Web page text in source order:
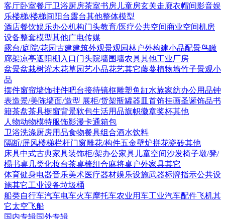
客厅卧室餐厅卫浴厨房茶室书房 儿童房玄关走廊衣帽间影音娱
乐楼梯/楼梯间 阳台露台其他整体模型
酒店餐饮娱乐办公机构门头教育/医疗公共空间商业空间机房
设备整套模型其他广电传媒
露台/庭院/花园古建建筑外观景观园林户外构建小品配景鸟瞰
廊架凉亭遮阳棚 入口门头院墙围墙农具其他工业厂房
盆景盆栽树灌木花草园艺小品花艺其它藤蔓植物墙竹子景观小
品
摆件窗帘墙饰挂件吧台接待镜框雕塑鱼缸水族家纺办公用品钟
表造景/美陈墙面/造型 展柜/货架瓶罐器皿 首饰挂画圣诞饰品书
籍茶盘茶具橱窗背景软包生活用品旗帜徽章奖杯其他
人物动物模特服饰影漫卡通箱包
卫浴洗涤厨房用品食物餐具组合酒水饮料
隔断/屏风楼梯栏杆门窗雕花/构件五金壁炉拼花瓷砖其他
床具中式古典家具装饰柜/架办公家具 儿童空间沙发椅子墩/凳/
榻书桌 几类化妆台茶桌椅组合麻将桌 户外家具其它
体育健身电器音乐美术医疗器材娱乐设施武器标牌指示公共设
施其它工业设备垃圾桶
船类自行车汽车电车火车摩托车农业用车工业汽车配件飞机其
它太空飞船
国内专辑国外专辑